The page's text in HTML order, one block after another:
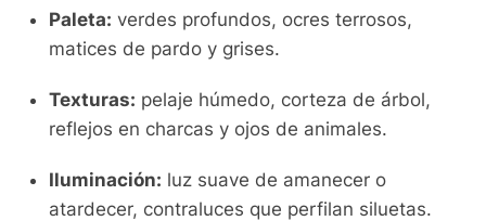
Paleta: verdes profundos, ocres terrosos,
matices de pardo y grises.
Texturas: pelaje húmedo, corteza de árbol,
reflejos en charcas y ojos de animales.
Iluminación: luz suave de amanecer o
atardecer, contraluces que perfilan siluetas.